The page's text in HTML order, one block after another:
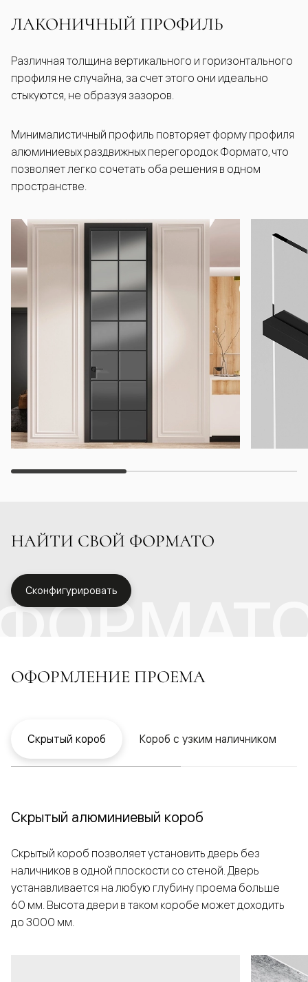
ЛАКОНИЧНЫЙ ПРОФИЛЬ
Различная толщина вертикального и горизонтального
профиля не случайна, за счет этого они идеально
стыкуются, не образуя зазоров.
Минималистичный профиль повторяет форму профиля
алюминиевых раздвижных перегородок Формато, что
позволяет легко сочетать оба решения в одном
пространстве.
НАЙТИ СВОЙ ФОРМАТО
Сконфигурировать
ОФОРМЛЕНИЕ ПРОЕМА
Скрытый короб Короб с узким наличником
Скрытый алюминиевый короб
Скрытый короб позволяет установить дверь без
наличников в одной плоскости со стеной. Дверь
устанавливается на любую глубину проема больше
60 мм. Высота двери в таком коробе может доходить
до 3000 мм.